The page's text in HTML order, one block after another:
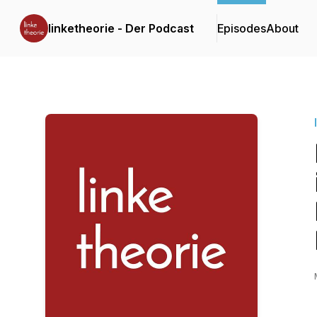
linketheorie - Der Podcast EpisodesAbout